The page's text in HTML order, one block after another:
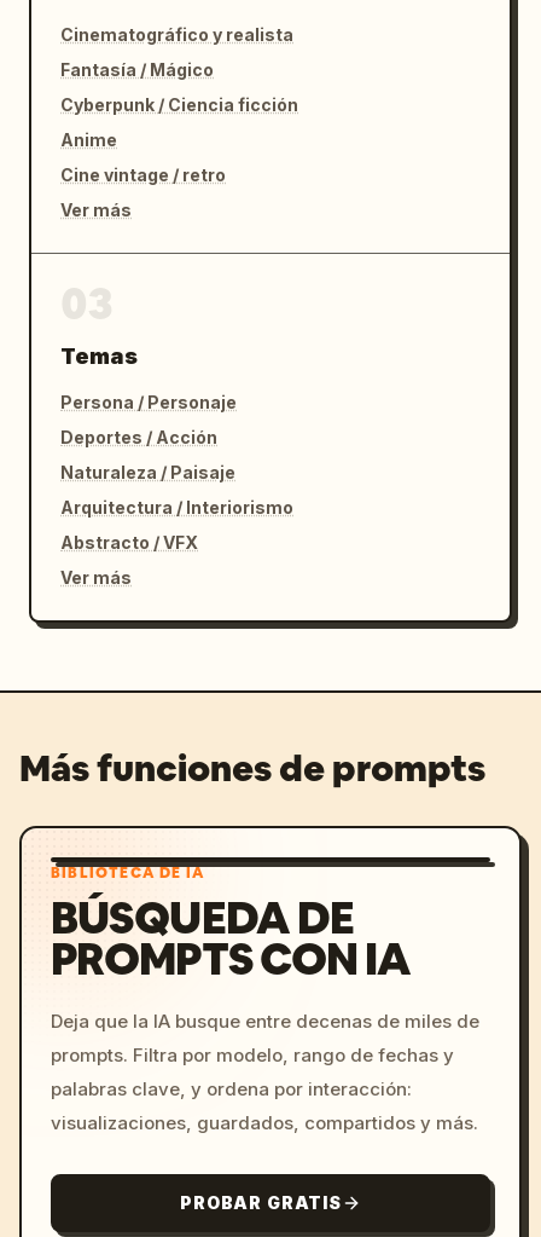
Cinematográfico y realista
Fantasía / Mágico
Cyberpunk / Ciencia ficción
Anime
Cine vintage / retro
Ver más
Temas
Persona / Personaje
Deportes / Acción
Naturaleza / Paisaje
Arquitectura / Interiorismo
Abstracto / VFX
Ver más
Más funciones de prompts
BIBLIOTECA DE IA
BÚSQUEDA DE
PROMPTS CON IA
Deja que la IA busque entre decenas de miles de
prompts. Filtra por modelo, rango de fechas y
palabras clave, y ordena por interacción:
visualizaciones, guardados, compartidos y más.
PROBAR GRATIS